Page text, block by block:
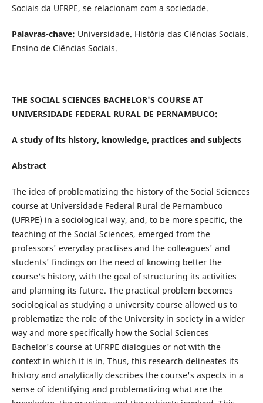
Sociais da UFRPE, se relacionam com a sociedade.
Palavras-chave: Universidade. História das Ciências Sociais.
Ensino de Ciências Sociais.
THE SOCIAL SCIENCES BACHELOR'S COURSE AT
UNIVERSIDADE FEDERAL RURAL DE PERNAMBUCO:
A study of its history, knowledge, practices and subjects
Abstract
The idea of problematizing the history of the Social Sciences
course at Universidade Federal Rural de Pernambuco
(UFRPE) in a sociological way, and, to be more specific, the
teaching of the Social Sciences, emerged from the
professors' everyday practises and the colleagues' and
students' findings on the need of knowing better the
course's history, with the goal of structuring its activities
and planning its future. The practical problem becomes
sociological as studying a university course allowed us to
problematize the role of the University in society in a wider
way and more specifically how the Social Sciences
Bachelor's course at UFRPE dialogues or not with the
context in which it is in. Thus, this research delineates its
history and analytically describes the course's aspects in a
sense of identifying and problematizing what are the